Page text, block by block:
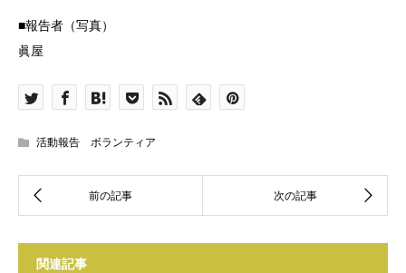
■報告者（写真）
眞屋
活動報告 ボランティア
関連記事